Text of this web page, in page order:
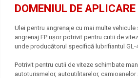
DOMENIUL DE APLICARE
Ulei pentru angrenaje cu mai multe vehicule
angrenaj EP ușor potrivit pentru cutii de
unde producătorul specifică lubrifiantul GL-
Potrivit pentru cutii de viteze schimbate
autoturismelor, autoutilitarelor,